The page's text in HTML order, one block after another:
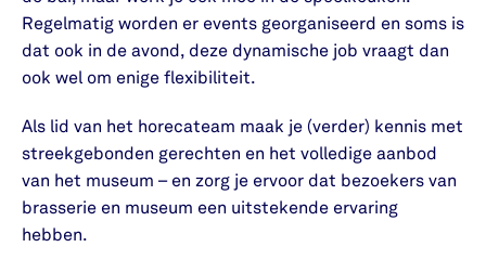
Regelmatig worden er events georganiseerd en soms is
dat ook in de avond, deze dynamische job vraagt dan
ook wel om enige flexibiliteit.
Als lid van het horecateam maak je (verder) kennis met
streekgebonden gerechten en het volledige aanbod
van het museum – en zorg je ervoor dat bezoekers van
brasserie en museum een uitstekende ervaring
hebben.